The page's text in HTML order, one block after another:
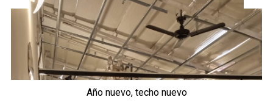
Año nuevo, techo nuevo